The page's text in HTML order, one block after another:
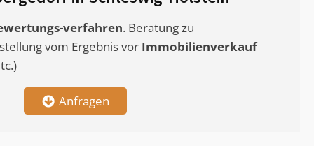
verfahren. Beratung zu
vom Ergebnis vor Immobilienverkauf
Anfragen